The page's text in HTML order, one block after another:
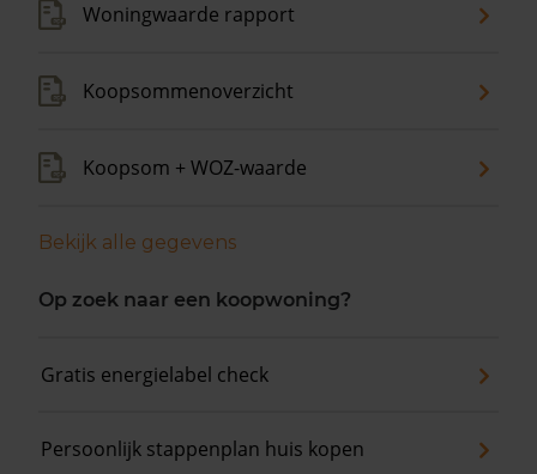
Woningwaarde rapport
Koopsommenoverzicht
Koopsom + WOZ-waarde
Bekijk alle gegevens
Op zoek naar een koopwoning?
Gratis energielabel check
Persoonlijk stappenplan huis kopen